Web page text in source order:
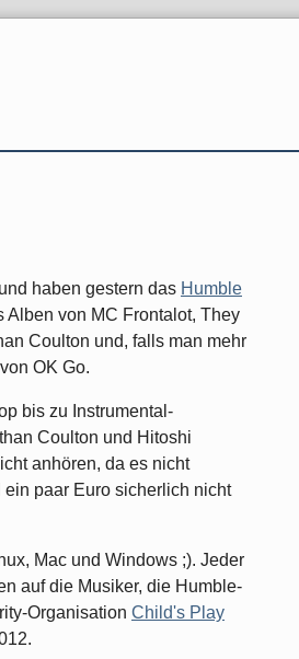
haben gestern das Humble
Alben von MC Frontalot, They
Coulton und, falls man mehr
OK Go.
bis zu Instrumental-
Coulton und Hitoshi
anhören, da es nicht
paar Euro sicherlich nicht
Mac und Windows ;). Jeder
auf die Musiker, die Humble-
Organisation Child's Play